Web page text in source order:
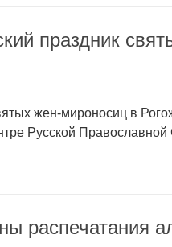
праздник
жен-мироносиц в
Русской
распечатания